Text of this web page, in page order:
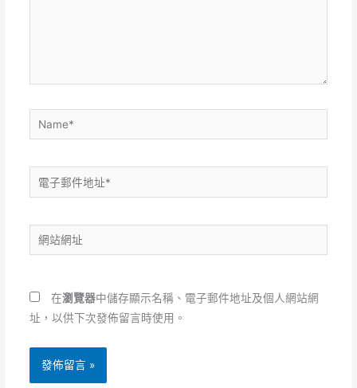
Name*
電
子
件
地
*
站
址
在瀏覽器中儲存顯示名稱、電子郵件地址及個人網站網
址，以供下次發佈留言時使用。